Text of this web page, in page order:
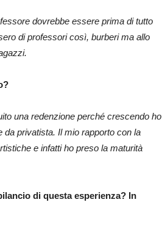
dovrebbe essere prima di tutto
di professori così, burberi ma allo
una redenzione perché crescendo ho
privatista. Il mio rapporto con la
e infatti ho preso la maturità
di questa esperienza? In